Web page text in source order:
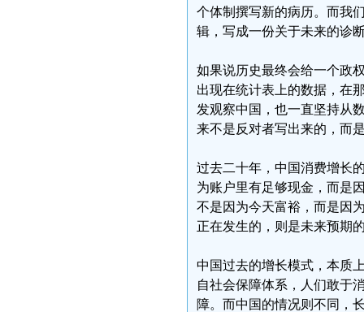
个体制撰写新的病历。而我
辑，写成一份关于未来的诊
如果说历史最终会给一个政
出现在统计表上的数据，在
发观察中国，也一直坚持从
来不是反对者写出来的，而
过去二十年，中国消费增长
为账户里有足够现金，而是
不是因为今天富裕，而是因
正在发生的，则是未来预期
中国过去的增长模式，本质
自社会保障体系，人们敢于
障。而中国的情况则不同，